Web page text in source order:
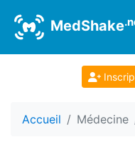
MedShake
Accueil Médecine